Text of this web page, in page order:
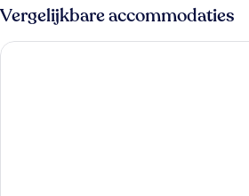
Vergelijkbare accommodaties
Munich Marriott Hotel